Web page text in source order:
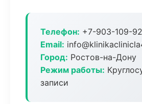
Телефон: +7-903-109-
Email:
Город: Ростов-на-Дону
Режим работы:
записи